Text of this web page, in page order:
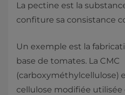
La pectine est la
confiture sa consistance
Un exemple est la
base de tomates. La CMC
(carboxyméthylcellulose)
cellulose modifiée